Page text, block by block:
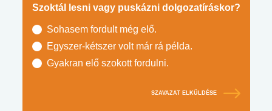
Szoktál lesni vagy puskázni dolgozatíráskor?
Sohasem fordult még elő.
Egyszer-kétszer volt már rá példa.
Gyakran elő szokott fordulni.
SZAVAZAT ELKÜLDÉSE